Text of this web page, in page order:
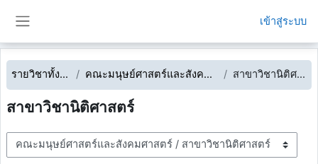
เข้าสู่ระบบ
รายวิชาทั้งหมด คณะมนุษย์ศาสตร์และสังคมศาสตร์ สาขาวิชานิติศาสตร์
สาขาวิชานิติศาสตร์
ประเภทของรายวิชา